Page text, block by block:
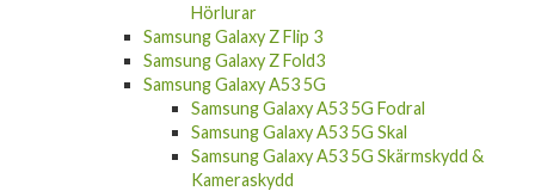
Hörlurar
Samsung Galaxy Z Flip 3
Samsung Galaxy Z Fold3
Samsung Galaxy A53 5G
Samsung Galaxy A53 5G Fodral
Samsung Galaxy A53 5G Skal
Samsung Galaxy A53 5G Skärmskydd &
Kameraskydd